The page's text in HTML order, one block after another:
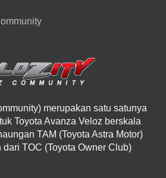
merupakan satu satunya
Toyota Avanza Veloz berskala
TAM (Toyota Astra Motor)
TOC (Toyota Owner Club)